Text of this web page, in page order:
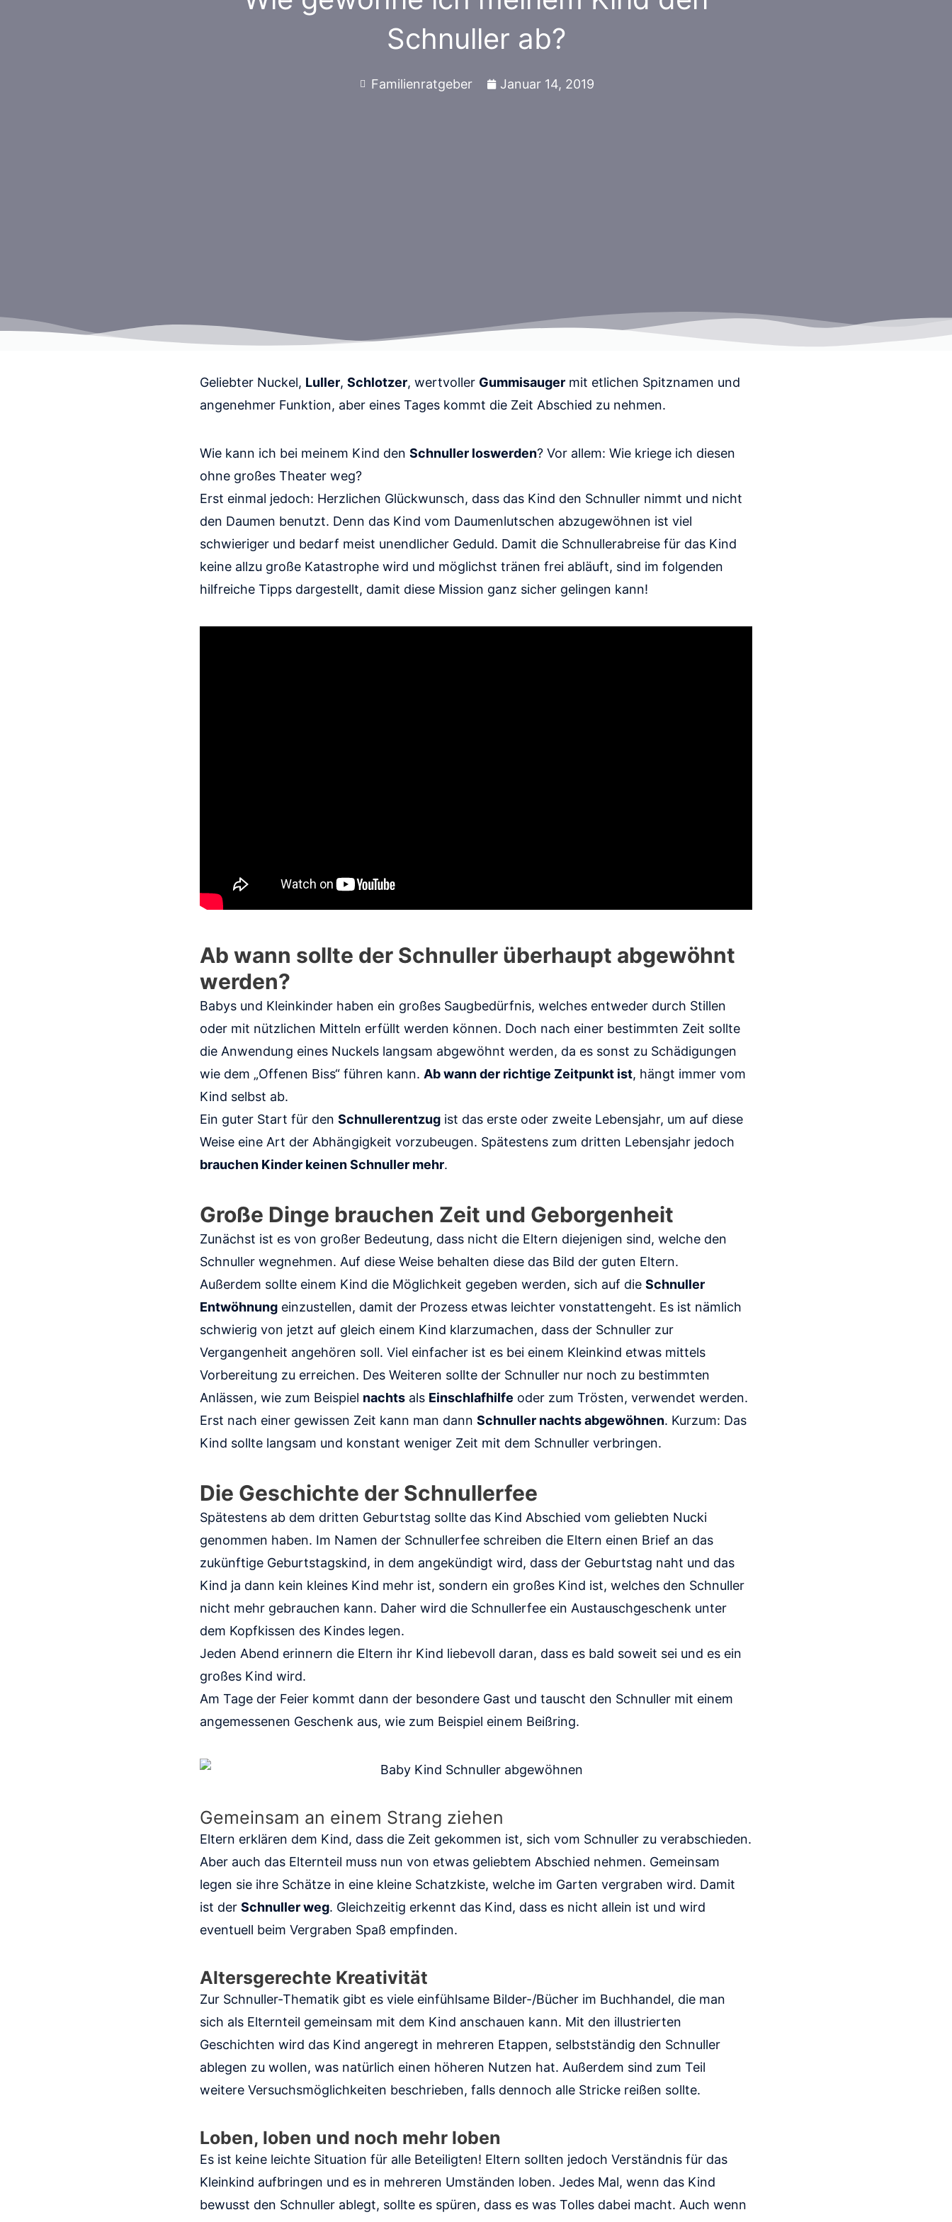
Schnuller ab?
Familienratgeber Januar 14, 2019
Geliebter Nuckel, Luller, Schlotzer, wertvoller Gummisauger mit etlichen Spitznamen und
angenehmer Funktion, aber eines Tages kommt die Zeit Abschied zu nehmen.
Wie kann ich bei meinem Kind den Schnuller loswerden? Vor allem: Wie kriege ich diesen
ohne großes Theater weg?
Erst einmal jedoch: Herzlichen Glückwunsch, dass das Kind den Schnuller nimmt und nicht
den Daumen benutzt. Denn das Kind vom Daumenlutschen abzugewöhnen ist viel
schwieriger und bedarf meist unendlicher Geduld. Damit die Schnullerabreise für das Kind
keine allzu große Katastrophe wird und möglichst tränen frei abläuft, sind im folgenden
hilfreiche Tipps dargestellt, damit diese Mission ganz sicher gelingen kann!
Ab wann sollte der Schnuller überhaupt abgewöhnt
werden?
Babys und Kleinkinder haben ein großes Saugbedürfnis, welches entweder durch Stillen
oder mit nützlichen Mitteln erfüllt werden können. Doch nach einer bestimmten Zeit sollte
die Anwendung eines Nuckels langsam abgewöhnt werden, da es sonst zu Schädigungen
wie dem „Offenen Biss“ führen kann. Ab wann der richtige Zeitpunkt ist, hängt immer vom
Kind selbst ab.
Ein guter Start für den Schnullerentzug ist das erste oder zweite Lebensjahr, um auf diese
Weise eine Art der Abhängigkeit vorzubeugen. Spätestens zum dritten Lebensjahr jedoch
brauchen Kinder keinen Schnuller mehr.
Große Dinge brauchen Zeit und Geborgenheit
Zunächst ist es von großer Bedeutung, dass nicht die Eltern diejenigen sind, welche den
Schnuller wegnehmen. Auf diese Weise behalten diese das Bild der guten Eltern.
Außerdem sollte einem Kind die Möglichkeit gegeben werden, sich auf die Schnuller
Entwöhnung einzustellen, damit der Prozess etwas leichter vonstattengeht. Es ist nämlich
schwierig von jetzt auf gleich einem Kind klarzumachen, dass der Schnuller zur
Vergangenheit angehören soll. Viel einfacher ist es bei einem Kleinkind etwas mittels
Vorbereitung zu erreichen. Des Weiteren sollte der Schnuller nur noch zu bestimmten
Anlässen, wie zum Beispiel nachts als Einschlafhilfe oder zum Trösten, verwendet werden.
Erst nach einer gewissen Zeit kann man dann Schnuller nachts abgewöhnen. Kurzum: Das
Kind sollte langsam und konstant weniger Zeit mit dem Schnuller verbringen.
Die Geschichte der Schnullerfee
Spätestens ab dem dritten Geburtstag sollte das Kind Abschied vom geliebten Nucki
genommen haben. Im Namen der Schnullerfee schreiben die Eltern einen Brief an das
zukünftige Geburtstagskind, in dem angekündigt wird, dass der Geburtstag naht und das
Kind ja dann kein kleines Kind mehr ist, sondern ein großes Kind ist, welches den Schnuller
nicht mehr gebrauchen kann. Daher wird die Schnullerfee ein Austauschgeschenk unter
dem Kopfkissen des Kindes legen.
Jeden Abend erinnern die Eltern ihr Kind liebevoll daran, dass es bald soweit sei und es ein
großes Kind wird.
Am Tage der Feier kommt dann der besondere Gast und tauscht den Schnuller mit einem
angemessenen Geschenk aus, wie zum Beispiel einem Beißring.
Gemeinsam an einem Strang ziehen
Eltern erklären dem Kind, dass die Zeit gekommen ist, sich vom Schnuller zu verabschieden.
Aber auch das Elternteil muss nun von etwas geliebtem Abschied nehmen. Gemeinsam
legen sie ihre Schätze in eine kleine Schatzkiste, welche im Garten vergraben wird. Damit
ist der Schnuller weg. Gleichzeitig erkennt das Kind, dass es nicht allein ist und wird
eventuell beim Vergraben Spaß empfinden.
Altersgerechte Kreativität
Zur Schnuller-Thematik gibt es viele einfühlsame Bilder-/Bücher im Buchhandel, die man
sich als Elternteil gemeinsam mit dem Kind anschauen kann. Mit den illustrierten
Geschichten wird das Kind angeregt in mehreren Etappen, selbstständig den Schnuller
ablegen zu wollen, was natürlich einen höheren Nutzen hat. Außerdem sind zum Teil
weitere Versuchsmöglichkeiten beschrieben, falls dennoch alle Stricke reißen sollte.
Loben, loben und noch mehr loben
Es ist keine leichte Situation für alle Beteiligten! Eltern sollten jedoch Verständnis für das
Kleinkind aufbringen und es in mehreren Umständen loben. Jedes Mal, wenn das Kind
bewusst den Schnuller ablegt, sollte es spüren, dass es was Tolles dabei macht. Auch wenn